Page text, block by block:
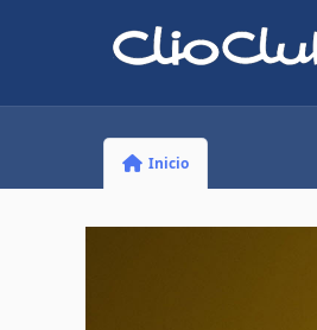
Inicio